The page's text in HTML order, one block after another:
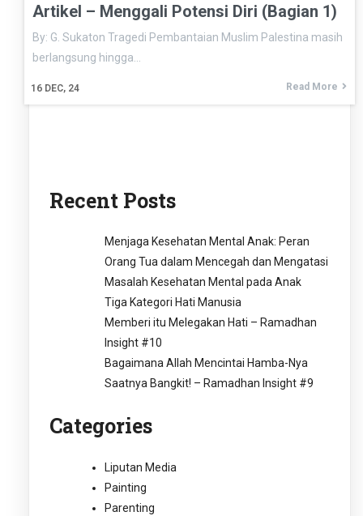
Artikel – Menggali Potensi Diri (Bagian 1)
16 DEC, 24
By: G. Sukaton Tragedi Pembantaian Muslim Palestina masih
berlangsung hingga…
Read More
Recent Posts
Menjaga Kesehatan Mental Anak: Peran
Orang Tua dalam Mencegah dan Mengatasi
Masalah Kesehatan Mental pada Anak
Tiga Kategori Hati Manusia
Memberi itu Melegakan Hati – Ramadhan
Insight #10
Bagaimana Allah Mencintai Hamba-Nya
Saatnya Bangkit! – Ramadhan Insight #9
Categories
Liputan Media
Painting
Parenting